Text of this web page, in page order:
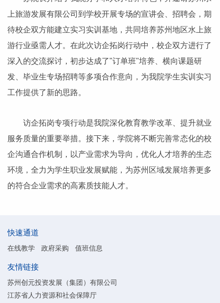
上旅游发展有限公司到学校开展专场的宣讲会、招聘会，期
待校企双方能建立实习实训基地，共同培养苏州地区水上旅
游行业亟需人才。在此次访企拓岗行动中，校企双方进行了
深入的交流探讨，初步达成了"订单班"培养、横向课题研
发、毕业生专场招聘等多项合作意向，为我院学生实训实习
工作提供了新的思路。
访企拓岗专项行动是我院深化教育教学改革、提升就业
服务质量的重要举措。接下来，学院将不断完善常态化的校
企沟通合作机制，以产业需求为导向，优化人才培养的生态
环境，全力为学生职业发展赋能，为苏州区域发展培养更多
的符合企业需求的高素质技能人才。
快速通道
在线教学 政府采购 值班信息
友情链接
苏州创元投资发展（集团）有限公司
江苏省人力资源和社会保障厅